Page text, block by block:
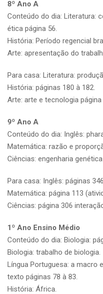
8º Ano A
Conteúdo do dia: Literatura:
ética página 56.
História: Período regencial
Arte: apresentação do
Para casa: Literatura:
História: páginas 180 à 182.
Arte: arte e tecnologia página
9º Ano A
Conteúdo do dia: Inglês:
Matemática: razão e
Ciências: engenharia
Para casa: Inglês: páginas
Matemática: página 113
Ciências: página 306
1º Ano Ensino Médio
Conteúdo do dia: Biologia:
Biologia: trabalho de biologia.
Língua Portuguesa: a macro
texto páginas 78 à 83.
História: África.